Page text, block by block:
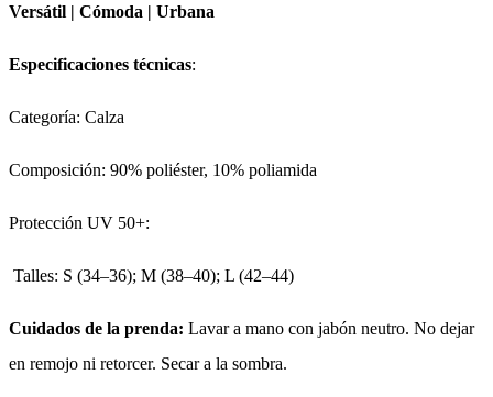
Versátil | Cómoda | Urbana
Especificaciones técnicas:
Categoría: Calza
Composición: 90% poliéster, 10% poliamida
Protección UV 50+:
Talles: S (34–36); M (38–40); L (42–44)
Cuidados de la prenda: Lavar a mano con jabón neutro. No dejar
en remojo ni retorcer. Secar a la sombra.